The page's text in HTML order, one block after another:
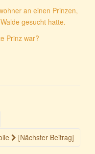
an einen Prinzen,
gesucht hatte.
Prinz war?
[Nächster Beitrag]